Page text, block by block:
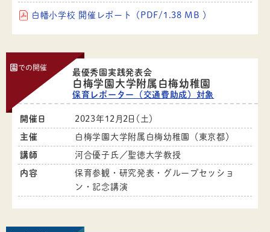
白幡小学校 開催レポート（PDF/1.38 MB ）
園での開催
最優秀園実践発表会
白梅学園大学附属白梅幼稚園
保育レポーター（交通費助成）対象
開催日 2023年12月2日（土）
主催 白梅学園大学附属白梅幼稚園（東京都）
講師 河合優子氏／聖徳大学教授
内容
保育参観・研究発表・グループセッショ
ン・記念講演